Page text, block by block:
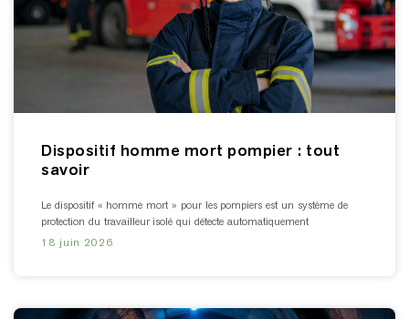
Dispositif homme mort pompier : tout
savoir
Le dispositif « homme mort » pour les pompiers est un système de
protection du travailleur isolé qui détecte automatiquement
18 juin 2026